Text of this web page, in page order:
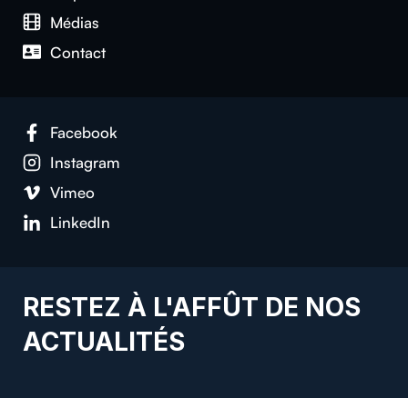
Médias
Contact
Facebook
Instagram
Vimeo
LinkedIn
RESTEZ À L'AFFÛT DE NOS
ACTUALITÉS